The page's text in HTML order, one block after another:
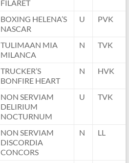
FILARET
BOXING HELENA’S
NASCAR
U PVK
TULIMAAN MIA
MILANCA
N TVK
TRUCKER’S
BONFIRE HEART
N HVK
NON SERVIAM
DELIRIUM
NOCTURNUM
U TVK
NON SERVIAM
DISCORDIA
CONCORS
N LL